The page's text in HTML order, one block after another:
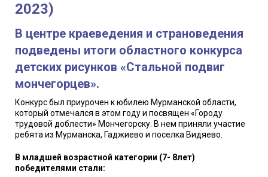
2023)
В центре краеведения и страноведения
подведены итоги областного конкурса
детских рисунков «Стальной подвиг
мончегорцев».
Конкурс был приурочен к юбилею Мурманской области,
который отмечался в этом году и посвящен «Городу
трудовой доблести» Мончегорску. В нем приняли участие
ребята из Мурманска, Гаджиево и поселка Видяево.
В младшей возрастной категории (7- 8лет)
победителями стали: